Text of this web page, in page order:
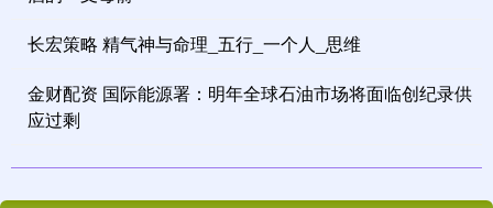
长宏策略 精气神与命理_五行_一个人_思维
金财配资 国际能源署：明年全球石油市场将面临创纪录供
应过剩